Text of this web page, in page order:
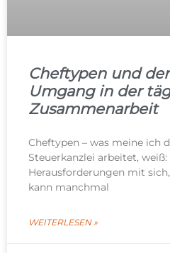
Cheftypen und
Umgang in der
Zusammenarbeit
Cheftypen – was meine ich
Steuerkanzlei arbeitet,
Herausforderungen mit
kann manchmal
WEITERLESEN »